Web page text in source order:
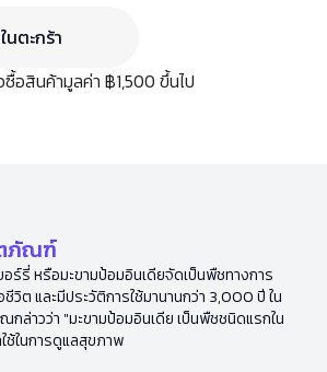
นตะกร้า
ซื้อสินค้ามูลค่า ฿1,500 ขึ้นไป
ภัณฑ์
ร์รี่ หรือมะขามป้อมอินเดียจัดเป็นพืชทางการ
ต และมีประวัติการใช้มานานกว่า 3,000 ปี ใน
กล่าวว่า "มะขามป้อมอินเดีย เป็นพืชชนิดแรกใน
ช้ในการดูแลสุขภาพ